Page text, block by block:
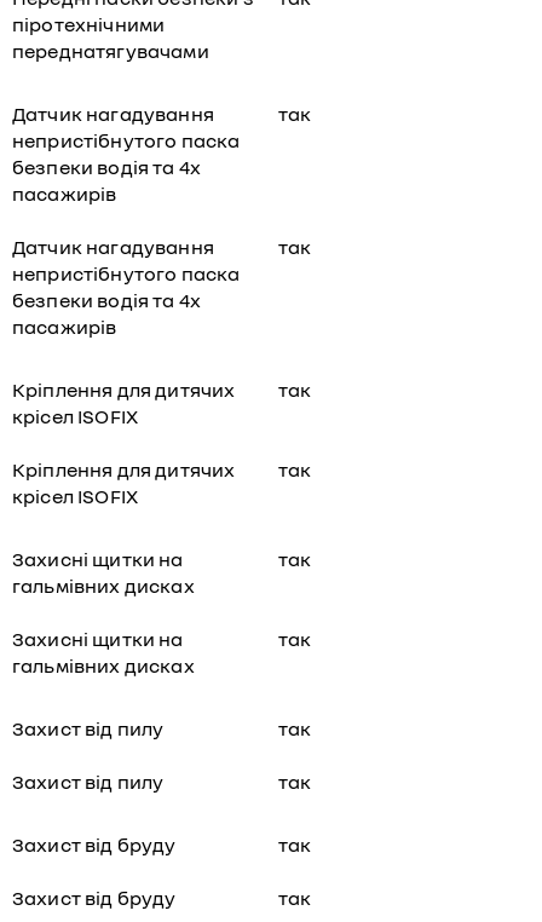
піротехнічними
переднатягувачами
Датчик нагадування
непристібнутого паска
безпеки водія та 4х
пасажирів
так
Датчик нагадування
непристібнутого паска
безпеки водія та 4х
пасажирів
так
Кріплення для дитячих
крісел ISOFIX
так
Кріплення для дитячих
крісел ISOFIX
так
Захисні щитки на
гальмівних дисках
так
Захисні щитки на
гальмівних дисках
так
Захист від пилу так
Захист від пилу так
Захист від бруду так
Захист від бруду так